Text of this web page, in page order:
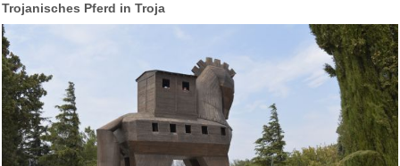
Trojanisches Pferd in Troja